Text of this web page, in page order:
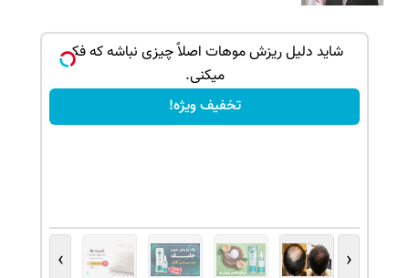
شاید دلیل ریزش موهات اصلاً چیزی نباشه که فکر
میکنی.
تخفیف ویژه!
‹
›